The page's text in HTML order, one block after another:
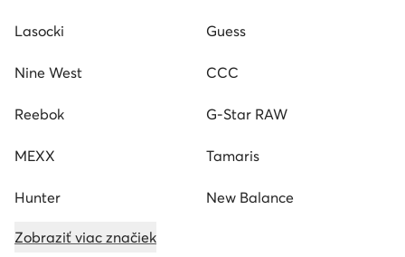
Lasocki Guess
Nine West CCC
Reebok G-Star RAW
MEXX Tamaris
Hunter New Balance
Zobraziť viac značiek